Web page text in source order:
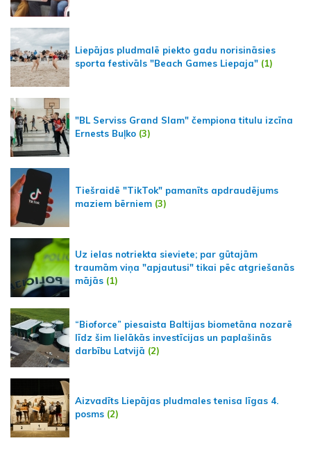
Liepājas pludmalē piekto gadu norisināsies
sporta festivāls "Beach Games Liepaja" (1)
"BL Serviss Grand Slam" čempiona titulu izcīna
Ernests Buļko (3)
Tiešraidē "TikTok" pamanīts apdraudējums
maziem bērniem (3)
Uz ielas notriekta sieviete; par gūtajām
traumām viņa "apjautusi" tikai pēc atgriešanās
mājās (1)
“Bioforce” piesaista Baltijas biometāna nozarē
līdz šim lielākās investīcijas un paplašinās
darbību Latvijā (2)
Aizvadīts Liepājas pludmales tenisa līgas 4.
posms (2)